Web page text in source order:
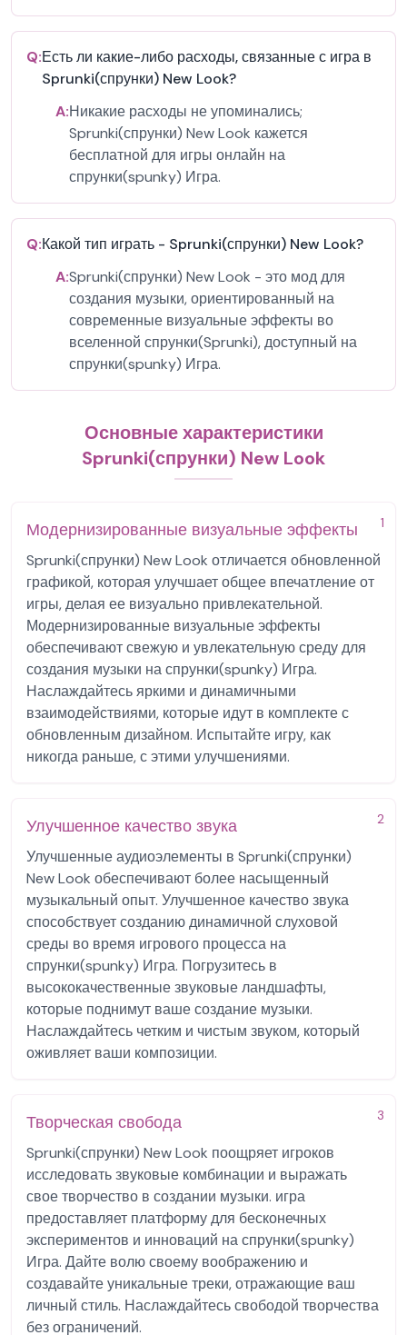
Q:Есть ли какие-либо расходы, связанные с игра в
Sprunki(спрунки) New Look?
A:Никакие расходы не упоминались;
Sprunki(спрунки) New Look кажется
бесплатной для игры онлайн на
спрунки(spunky) Игра.
Q:Какой тип играть - Sprunki(спрунки) New Look?
A:Sprunki(спрунки) New Look - это мод для
создания музыки, ориентированный на
современные визуальные эффекты во
вселенной спрунки(Sprunki), доступный на
спрунки(spunky) Игра.
Основные характеристики
Sprunki(спрунки) New Look
1
Модернизированные визуальные эффекты
Sprunki(спрунки) New Look отличается обновленной
графикой, которая улучшает общее впечатление от
игры, делая ее визуально привлекательной.
Модернизированные визуальные эффекты
обеспечивают свежую и увлекательную среду для
создания музыки на спрунки(spunky) Игра.
Наслаждайтесь яркими и динамичными
взаимодействиями, которые идут в комплекте с
обновленным дизайном. Испытайте игру, как
никогда раньше, с этими улучшениями.
2
Улучшенное качество звука
Улучшенные аудиоэлементы в Sprunki(спрунки)
New Look обеспечивают более насыщенный
музыкальный опыт. Улучшенное качество звука
способствует созданию динамичной слуховой
среды во время игрового процесса на
спрунки(spunky) Игра. Погрузитесь в
высококачественные звуковые ландшафты,
которые поднимут ваше создание музыки.
Наслаждайтесь четким и чистым звуком, который
оживляет ваши композиции.
3
Творческая свобода
Sprunki(спрунки) New Look поощряет игроков
исследовать звуковые комбинации и выражать
свое творчество в создании музыки. игра
предоставляет платформу для бесконечных
экспериментов и инноваций на спрунки(spunky)
Игра. Дайте волю своему воображению и
создавайте уникальные треки, отражающие ваш
личный стиль. Наслаждайтесь свободой творчества
без ограничений.